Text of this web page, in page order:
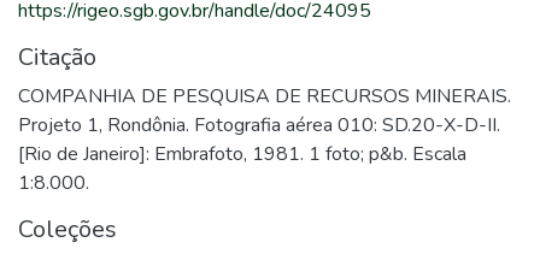
https://rigeo.sgb.gov.br/handle/doc/24095
Citação
COMPANHIA DE PESQUISA DE RECURSOS MINERAIS.
Projeto 1, Rondônia. Fotografia aérea 010: SD.20-X-D-II.
[Rio de Janeiro]: Embrafoto, 1981. 1 foto; p&b. Escala
1:8.000.
Coleções